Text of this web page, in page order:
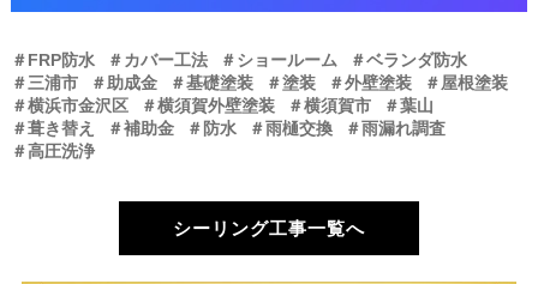
＃FRP防水 ＃カバー工法 ＃ショールーム
＃ベランダ防水
＃三浦市
＃助成金 ＃基礎塗装 ＃塗装 ＃外壁塗装
＃屋根塗装
＃横浜市金沢区
＃横須賀外壁塗装 ＃横須賀市
＃葉山
＃葺き替え
＃補助金 ＃防水 ＃雨樋交換
＃雨漏れ調査
＃高圧洗浄
シーリング工事一覧へ